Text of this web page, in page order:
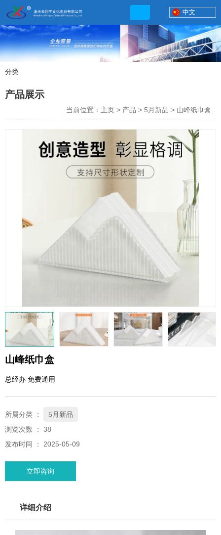
联系电话
xybp@qq.com
中文
分类
产品展示
当前位置：主页 > 产品 > 5月新品 > 山峰纸巾盒
山峰纸巾盒
总经办 免费通用
所属分类 ：
5月新品
浏览次数 ： 38
发布时间 ： 2025-05-09
立即咨询
详细介绍